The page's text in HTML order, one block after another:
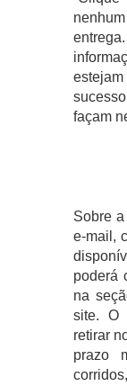
façam
Sobre
e-mail,
poderá
na
site. O
retirar
prazo